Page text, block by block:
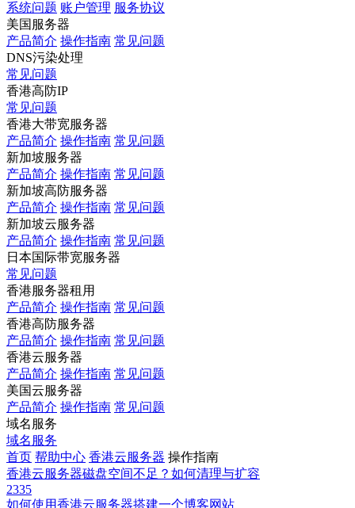
系统问题 账户管理 服务协议
美国服务器
产品简介 操作指南 常见问题
DNS污染处理
常见问题
香港高防IP
常见问题
香港大带宽服务器
产品简介 操作指南 常见问题
新加坡服务器
产品简介 操作指南 常见问题
新加坡高防服务器
产品简介 操作指南 常见问题
新加坡云服务器
产品简介 操作指南 常见问题
日本国际带宽服务器
常见问题
香港服务器租用
产品简介 操作指南 常见问题
香港高防服务器
产品简介 操作指南 常见问题
香港云服务器
产品简介 操作指南 常见问题
美国云服务器
产品简介 操作指南 常见问题
域名服务
域名服务
首页 帮助中心 香港云服务器 操作指南
香港云服务器磁盘空间不足？如何清理与扩容
2335
如何使用香港云服务器搭建一个博客网站